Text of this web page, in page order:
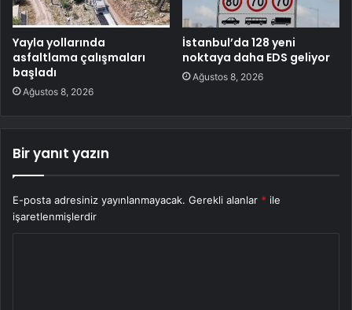
Yayla yollarında
asfaltlama çalışmaları
başladı
Ağustos 8, 2026
İstanbul’da 128 yeni
noktaya daha EDS geliyor
Ağustos 8, 2026
Bir yanıt yazın
E-posta adresiniz yayınlanmayacak. Gerekli alanlar * ile
işaretlenmişlerdir